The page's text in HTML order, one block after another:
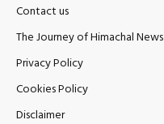
Contact us
The Journey of Himachal News
Privacy Policy
Cookies Policy
Disclaimer